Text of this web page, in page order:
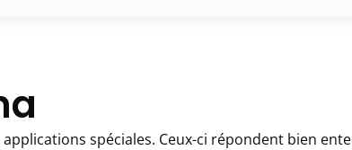
spéciales. Ceux-ci répondent bien